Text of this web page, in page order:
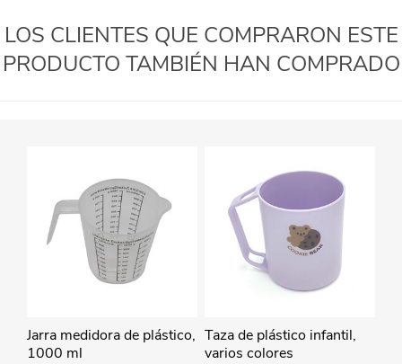
LOS CLIENTES QUE COMPRARON ESTE
PRODUCTO TAMBIÉN HAN COMPRADO
Jarra medidora de plástico,
1000 ml
Taza de plástico infantil,
varios colores